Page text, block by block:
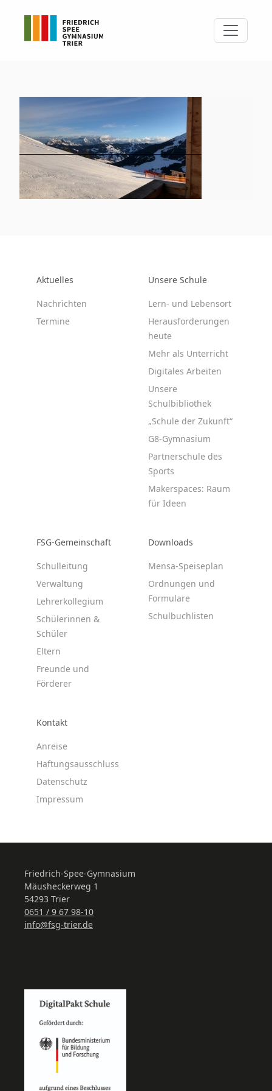
Aktuelles
Nachrichten
Termine
Unsere Schule
Lern- und Lebensort
Herausforderungen
heute
Mehr als Unterricht
Digitales Arbeiten
Unsere
Schulbibliothek
„Schule der Zukunft“
G8-Gymnasium
Partnerschule des
Sports
Makerspaces: Raum
für Ideen
FSG-Gemeinschaft
Schulleitung
Verwaltung
Lehrerkollegium
Schülerinnen &
Schüler
Eltern
Freunde und
Förderer
Downloads
Mensa-Speiseplan
Ordnungen und
Formulare
Schulbuchlisten
Kontakt
Anreise
Haftungsausschluss
Datenschutz
Impressum
Friedrich-Spee-Gymnasium
Mäusheckerweg 1
54293 Trier
0651 / 9 67 98-10
info@fsg-trier.de